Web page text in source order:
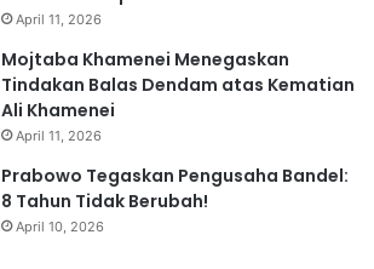
April 11, 2026
Mojtaba Khamenei Menegaskan
Tindakan Balas Dendam atas Kematian
Ali Khamenei
April 11, 2026
Prabowo Tegaskan Pengusaha Bandel:
8 Tahun Tidak Berubah!
April 10, 2026